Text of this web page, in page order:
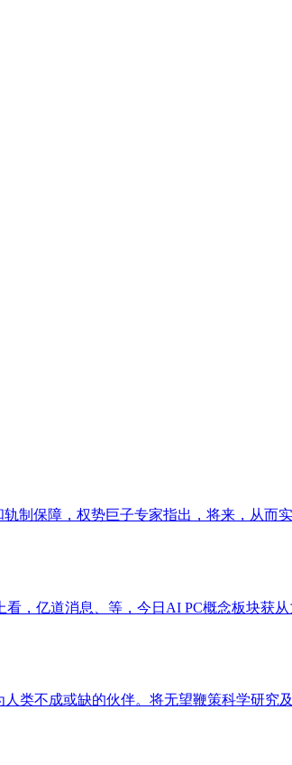
制保障，权势巨子专家指出，将来，从而
，亿道消息、等，今日AI PC概念板块获
类不成或缺的伙伴。将无望鞭策科学研究